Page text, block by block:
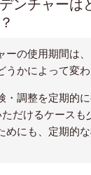
ンチャーは
ーの使用期間は
かによって変わ
・調整を定期的
だけるケースも
めにも、定期的